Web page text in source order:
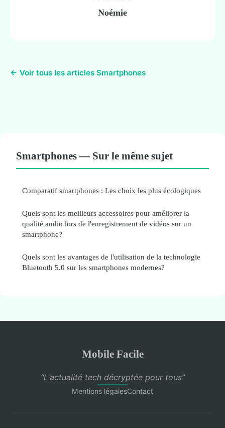
Noémie
← Voir tous les articles Smartphones
Smartphones — Sur le même sujet
Comparatif smartphones : Les choix les plus écologiques
Quels sont les meilleurs accessoires pour améliorer la
qualité audio lors de l'enregistrement de vidéos sur un
smartphone?
Quels sont les avantages de l'utilisation de la technologie
Bluetooth 5.0 sur les smartphones modernes?
Mobile Facile
“L'actualité tech décryptée pour tous”
Mentions légalesContact